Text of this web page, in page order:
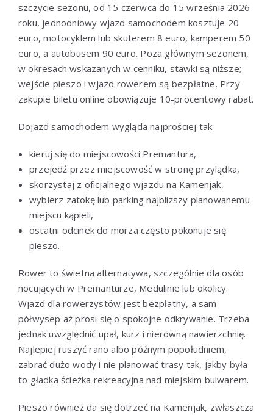
szczycie sezonu, od 15 czerwca do 15 września 2026
roku, jednodniowy wjazd samochodem kosztuje 20
euro, motocyklem lub skuterem 8 euro, kamperem 50
euro, a autobusem 90 euro. Poza głównym sezonem,
w okresach wskazanych w cenniku, stawki są niższe;
wejście pieszo i wjazd rowerem są bezpłatne. Przy
zakupie biletu online obowiązuje 10-procentowy rabat.
Dojazd samochodem wygląda najprościej tak:
kieruj się do miejscowości Premantura,
przejedź przez miejscowość w stronę przylądka,
skorzystaj z oficjalnego wjazdu na Kamenjak,
wybierz zatokę lub parking najbliższy planowanemu
miejscu kąpieli,
ostatni odcinek do morza często pokonuje się
pieszo.
Rower to świetna alternatywa, szczególnie dla osób
nocujących w Premanturze, Medulinie lub okolicy.
Wjazd dla rowerzystów jest bezpłatny, a sam
półwysep aż prosi się o spokojne odkrywanie. Trzeba
jednak uwzględnić upał, kurz i nierówną nawierzchnię.
Najlepiej ruszyć rano albo późnym popołudniem,
zabrać dużo wody i nie planować trasy tak, jakby była
to gładka ścieżka rekreacyjna nad miejskim bulwarem.
Pieszo również da się dotrzeć na Kamenjak, zwłaszcza